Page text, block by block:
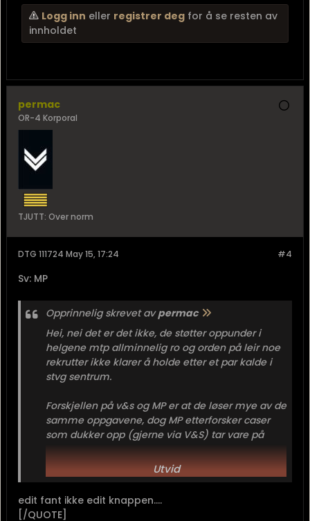
Logg inn eller registrer deg for å se resten av
innholdet
permac
OR-4 Korporal
TJUTT: Over norm
#4
DTG 111724 May 15, 17:24
Sv: MP
Opprinnelig skrevet avpermac
Hei, nei det er det ikke, de støtter oppunder i
helgene mtp allminnelig ro og orden på leir noe
rekrutter ikke klarer å holde etter et par kalde i
stvg sentrum.
Forskjellen på v&s og MP er at de løser mye av de
samme oppgavene, dog MP etterforsker caser
som dukker opp (gjerne via V&S) tar vare på
personell som blir innbragt av ymse grunner.
//tidl. LF v&s Ulsnes .
Utvid
edit fant ikke edit knappen....
[/QUOTE]